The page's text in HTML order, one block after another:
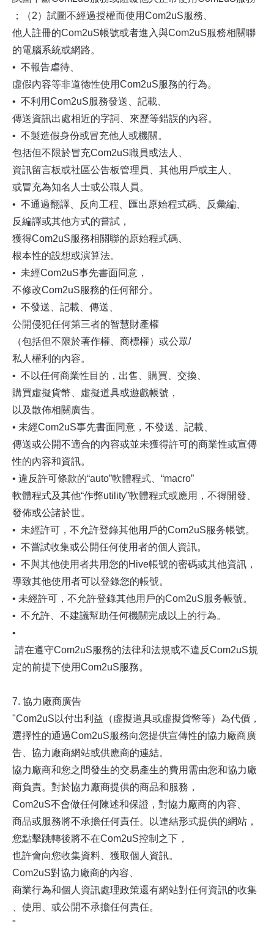
；（2）試圖不經過授權而使用Com2uS服務、
他人註冊的Com2uS帳號或者進入與Com2uS服務相關聯
的電腦系統或網路。
• 不報告虐待、
虛假內容等非道德性使用Com2uS服務的行為。
• 不利用Com2uS服務發送、記載、
傳送資訊出處相近的字詞、來歷等錯誤的內容。
• 不製造假身份或冒充他人或機關。
包括但不限於冒充Com2uS職員或法人、
資訊留言板或社區公告板管理員、其他用戶或主人、
或冒充為知名人士或公職人員。
• 不通過翻譯、反向工程、匯出原始程式碼、反彙編、
反編譯或其他方式的嘗試，
獲得Com2uS服務相關聯的原始程式碼、
根本性的設想或演算法。
• 未經Com2uS事先書面同意，
不修改Com2uS服務的任何部分。
• 不發送、記載、傳送、
公開侵犯任何第三者的智慧財產權
（包括但不限於著作權、商標權）或公眾/
私人權利的內容。
• 不以任何商業性目的，出售、購買、交換、
購買虛擬貨幣、虛擬道具或遊戲帳號，
以及散佈相關廣告。
• 未經Com2uS事先書面同意，不發送、記載、
傳送或公開不適合的內容或並未獲得許可的商業性或宣傳
性的內容和資訊。
• 違反許可條款的“auto”軟體程式、“macro”
軟體程式及其他“作弊utility”軟體程式或應用，不得開發、
發佈或公諸於世。
• 未經許可，不允許登錄其他用戶的Com2uS服务帳號。
• 不嘗試收集或公開任何使用者的個人資訊。
• 不與其他使用者共用您的Hive帳號的密碼或其他資訊，
導致其他使用者可以登錄您的帳號。
• 未經許可，不允許登錄其他用戶的Com2uS服务帳號。
• 不允許、不建議幫助任何機關完成以上的行為。
•
請在遵守Com2uS服務的法律和法規或不違反Com2uS規
定的前提下使用Com2uS服務。
7. 協力廠商廣告
"Com2uS以付出利益（虛擬道具或虛擬貨幣等）為代價，
選擇性的通過Com2uS服務向您提供宣傳性的協力廠商廣
告、協力廠商網站或供應商的連結。
協力廠商和您之間發生的交易產生的費用需由您和協力廠
商負責。對於協力廠商提供的商品和服務，
Com2uS不會做任何陳述和保證，對協力廠商的內容、
商品或服務將不承擔任何責任。以連結形式提供的網站，
您點擊跳轉後將不在Com2uS控制之下，
也許會向您收集資料、獲取個人資訊。
Com2uS對協力廠商的內容、
商業行為和個人資訊處理政策還有網站對任何資訊的收集
、使用、或公開不承擔任何責任。
"